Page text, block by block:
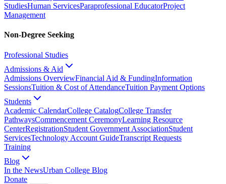
StudiesHuman ServicesParaprofessional EducatorProject
Management
Non-Degree Seeking
Professional Studies
Admissions & Aid
Admissions OverviewFinancial Aid & FundingInformation
SessionsTuition & Cost of AttendanceTuition Payment Options
Students
Academic CalendarCollege CatalogCollege Transfer
PathwaysCommencement CeremonyLearning Resource
CenterRegistrationStudent Government AssociationStudent
ServicesTechnology Account GuideTranscript Requests
Training
Blog
In the NewsUrban College Blog
Donate